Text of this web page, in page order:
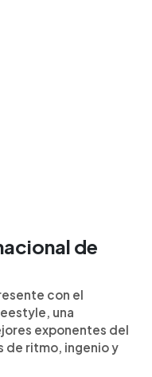
de
con el
una
exponentes del
de ritmo, ingenio y